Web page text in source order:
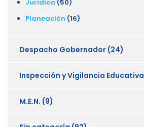
Juridica (50)
Planeación (16)
Despacho Gobernador (24)
Inspección y Vigilancia Educativa
M.E.N. (9)